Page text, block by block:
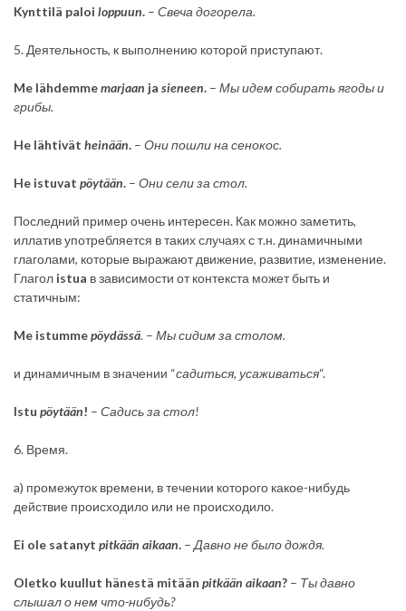
Kynttilä paloi loppuun. – Свеча догорела.
5. Деятельность, к выполнению которой приступают.
Me lähdemmemarjaan ja sieneen. – Мы идем собирать ягоды и
грибы.
He lähtivät heinään. – Они пошли на сенокос.
He istuvat pöytään. – Они сели за стол.
Последний пример очень интересен. Как можно заметить,
иллатив употребляется в таких случаях с т.н. динамичными
глаголами, которые выражают движение, развитие, изменение.
Глагол istua в зависимости от контекста может быть и
статичным:
Me istummepöydässä. – Мы сидим за столом.
и динамичным в значении “садиться, усаживаться“.
Istu pöytään! – Садись за стол!
6. Время.
a) промежуток времени, в течении которого какое-нибудь
действие происходило или не происходило.
Ei ole satanyt pitkään aikaan. – Давно не было дождя.
Oletko kuullut hänestä mitään pitkään aikaan? – Ты давно
слышал о нем что-нибудь?